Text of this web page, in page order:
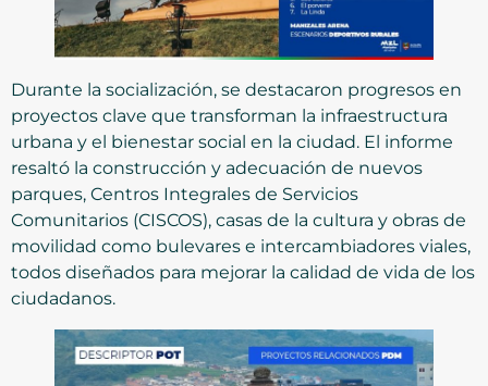
Durante la socialización, se destacaron progresos en
proyectos clave que transforman la infraestructura
urbana y el bienestar social en la ciudad. El informe
resaltó la construcción y adecuación de nuevos
parques, Centros Integrales de Servicios
Comunitarios (CISCOS), casas de la cultura y obras de
movilidad como bulevares e intercambiadores viales,
todos diseñados para mejorar la calidad de vida de los
ciudadanos.